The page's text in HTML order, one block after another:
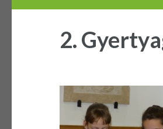
2.